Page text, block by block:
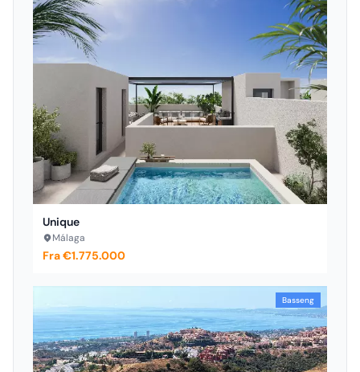
Unique
Málaga
Fra €1.775.000
Basseng